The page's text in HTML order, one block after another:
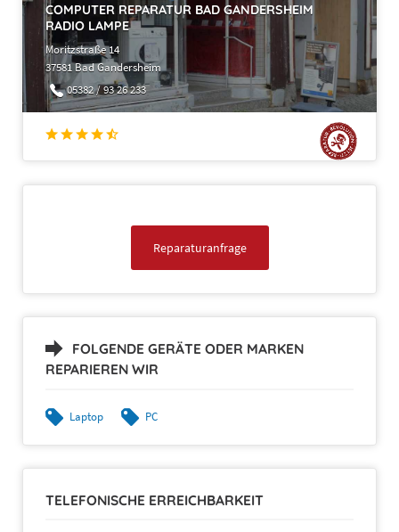
COMPUTER REPARATUR BAD GANDERSHEIM
RADIO LAMPE
Moritzstraße 14
37581 Bad Gandersheim
05382 / 93 26 233
Reparaturanfrage
FOLGENDE GERÄTE ODER MARKEN
REPARIEREN WIR
Laptop PC
TELEFONISCHE ERREICHBARKEIT